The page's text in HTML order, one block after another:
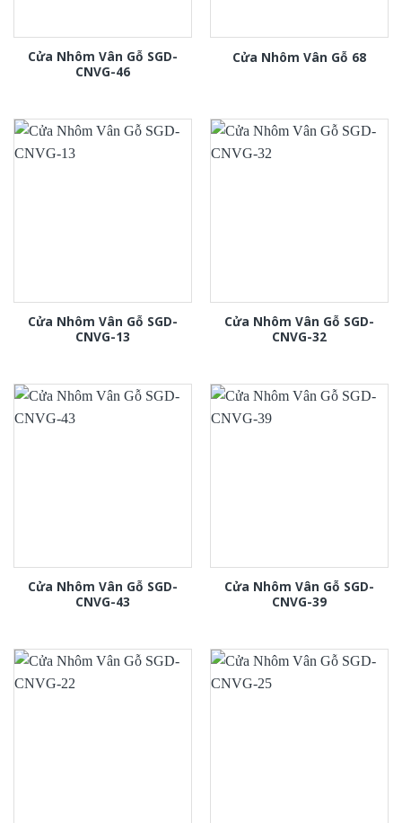
Cửa Nhôm Vân Gỗ SGD-
CNVG-46
Cửa Nhôm Vân Gỗ 68
Cửa Nhôm Vân Gỗ SGD-
CNVG-13
Cửa Nhôm Vân Gỗ SGD-
CNVG-32
Cửa Nhôm Vân Gỗ SGD-
CNVG-43
Cửa Nhôm Vân Gỗ SGD-
CNVG-39